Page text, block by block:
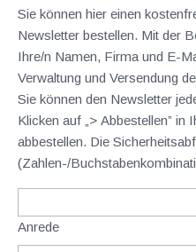
Sie können hier einen
Newsletter bestellen. Mit der
Ihre/n Namen, Firma und E-
Verwaltung und Versendung
Sie können den Newsletter
Klicken auf „> Abbestellen” in
abbestellen. Die
(Zahlen-/
Anrede